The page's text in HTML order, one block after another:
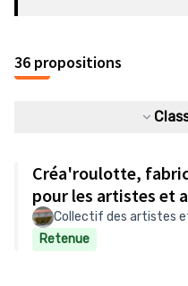
36 propositions
Créa'roulotte,
pour les artistes et
Collectif des artistes
Retenue